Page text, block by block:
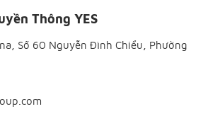
Thông YES
Số 60 Nguyễn Đình Chiểu, Phường